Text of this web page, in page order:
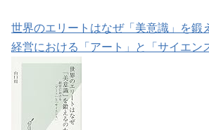
世界のエリートはなぜ「美意識」を鍛
経営における「アート」と「サイエン